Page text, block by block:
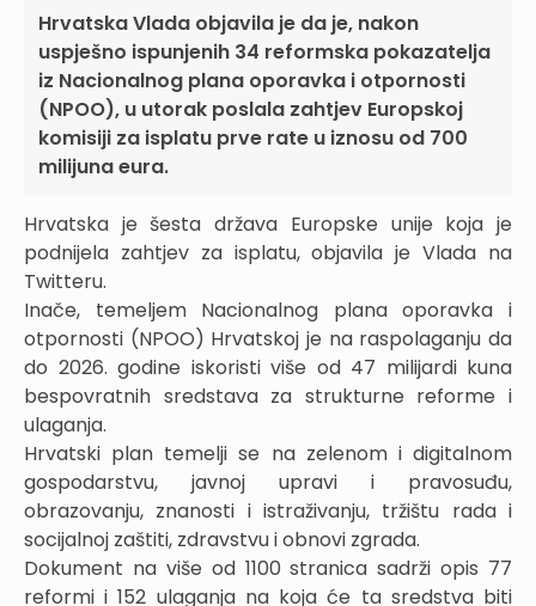
Hrvatska Vlada objavila je da je, nakon
uspješno ispunjenih 34 reformska pokazatelja
iz Nacionalnog plana oporavka i otpornosti
(NPOO), u utorak poslala zahtjev Europskoj
komisiji za isplatu prve rate u iznosu od 700
milijuna eura.
Hrvatska je šesta država Europske unije koja je
podnijela zahtjev za isplatu, objavila je Vlada na
Twitteru.
Inače, temeljem Nacionalnog plana oporavka i
otpornosti (NPOO) Hrvatskoj je na raspolaganju da
do 2026. godine iskoristi više od 47 milijardi kuna
bespovratnih sredstava za strukturne reforme i
ulaganja.
Hrvatski plan temelji se na zelenom i digitalnom
gospodarstvu, javnoj upravi i pravosuđu,
obrazovanju, znanosti i istraživanju, tržištu rada i
socijalnoj zaštiti, zdravstvu i obnovi zgrada.
Dokument na više od 1100 stranica sadrži opis 77
reformi i 152 ulaganja na koja će ta sredstva biti